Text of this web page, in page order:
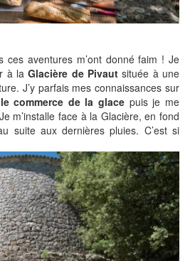
ces aventures m’ont donné faim ! Je
à la Glacière de Pivaut située à une
J’y parfais mes connaissances sur
commerce de la glace puis je me
Je m’installe face à la Glacière, en fond
suite aux dernières pluies. C’est si